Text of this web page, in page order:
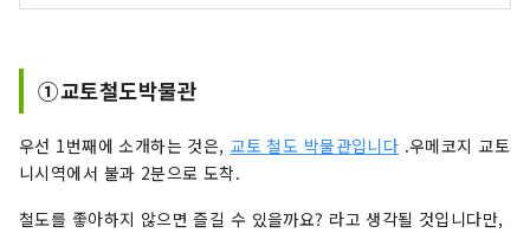
①교토철도박물관
우선 1번째에 소개하는 것은, 교토 철도 박물관입니다 .우메코지 교토
니시역에서 불과 2분으로 도착.
철도를 좋아하지 않으면 즐길 수 있을까요? 라고 생각될 것입니다만,